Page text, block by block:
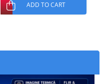
ADD TO CART